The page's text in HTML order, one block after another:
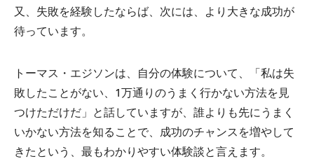
又、失敗を経験したならば、次には、より大きな成功が
待っています。
トーマス・エジソンは、自分の体験について、「私は失
敗したことがない、1万通りのうまく行かない方法を見
つけただけだ」と話していますが、誰よりも先にうまく
いかない方法を知ることで、成功のチャンスを増やして
きたという、最もわかりやすい体験談と言えます。